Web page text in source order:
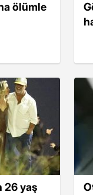
ölümle
26 yaş